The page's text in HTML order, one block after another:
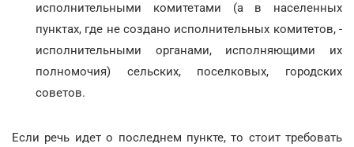
исполнительными комитетами (а в населенных
пунктах, где не создано исполнительных комитетов, -
исполнительными органами, исполняющими их
полномочия) сельских, поселковых, городских
советов.
Если речь идет о последнем пункте, то стоит требовать